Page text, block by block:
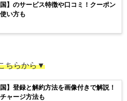
国】のサービス特徴や口コミ！クーポン
い方も
ちらから▼
国】登録と解約方法を画像付きで解説！
ャージ方法も